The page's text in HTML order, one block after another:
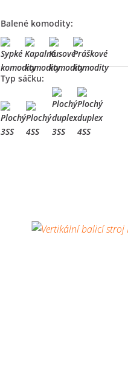
Balené komodity:
Typ sáčku: